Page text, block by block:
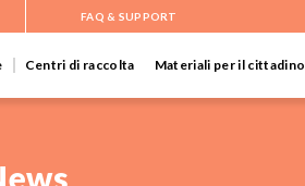
FAQ & SUPPORT
Centri di raccolta Materiali per il cittadino